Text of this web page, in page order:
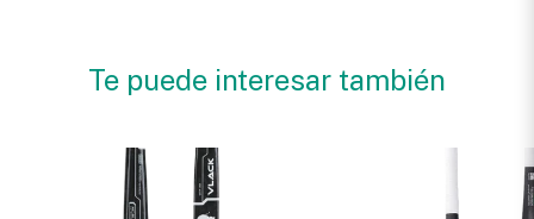
Te puede interesar también